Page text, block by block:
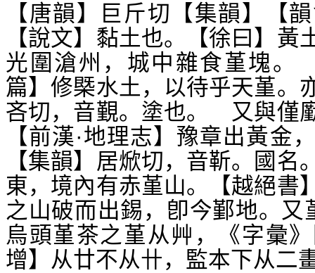
【唐韻】巨斤切【集韻】【
【說文】黏土也。【徐曰】
光圍滄州，城中雜食堇塊。
篇】修槩水土，以待乎天堇
吝切，音覲。塗也。 又與僅
【前漢·地理志】豫章出黃
【集韻】居焮切，音靳。國
東，境內有赤堇山。【越絕書
之山破而出錫，卽今鄞地。
烏頭堇茶之堇从艸，《字彙
增】从廿不从卄，監本下从二